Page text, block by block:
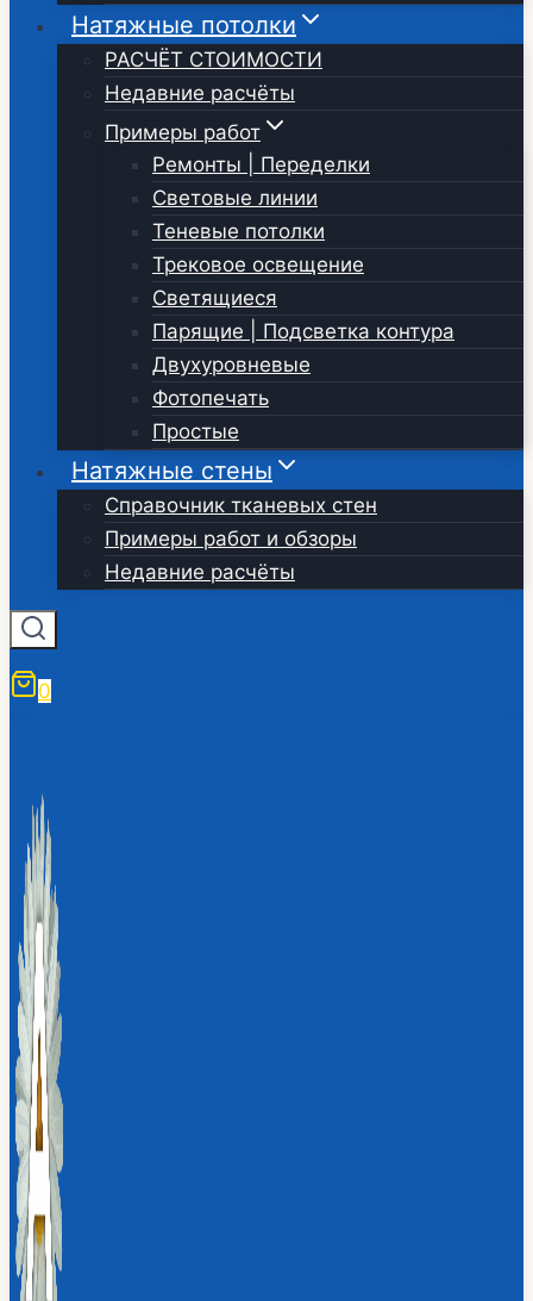
Натяжные потолки
РАСЧЁТ СТОИМОСТИ
Недавние расчёты
Примеры работ
Ремонты | Переделки
Световые линии
Теневые потолки
Трековое освещение
Светящиеся
Парящие | Подсветка контура
Двухуровневые
Фотопечать
Простые
Натяжные стены
Справочник тканевых стен
Примеры работ и обзоры
Недавние расчёты
0